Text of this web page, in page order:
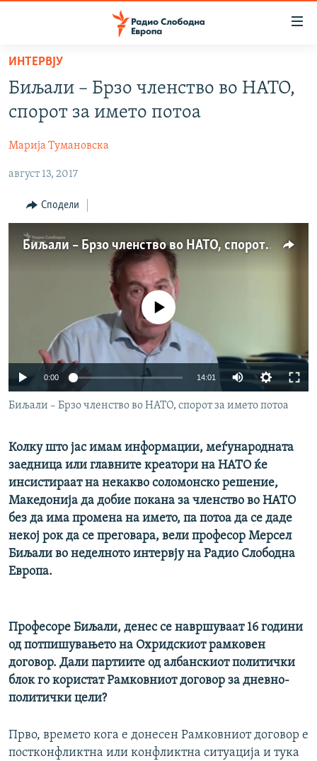
Оди
содржината
Оди
главната
Премини
ВИЗУЕЛНО
ВЕСТИ
ШТО ТРЕБА ДА ЗНАЕТЕ
ПРИЈАВИ СЕ ЗА ЊУЗЛЕТЕР
РСЕ веб страници
ИНТЕРВЈУ
Биљали – Брзо членство во НАТО,
спорот за името потоа
Марија Тумановска
август 13, 2017
Сподели
Биљали – Брзо членство во НАТО, спорот за името потоа
No media source currently available
0:00 14:01
Биљали – Брзо членство во НАТО, спорот за името потоа
Колку што јас имам информации, меѓународната
заедница или главните креатори на НАТО ќе
инсистираат на некакво соломонско решение,
Македонија да добие покана за членство во НАТО
без да има промена на името, па потоа да се даде
некој рок да се преговара, вели професор Мерсел
Биљали во неделното интервју на Радио Слободна
Европа.
Професоре Биљали, денес се навршуваат 16 години
од потпишувањето на Охридскиот рамковен
договор. Дали партиите од албанскиот политички
блок го користат Рамковниот договор за дневно-
политички цели?
Прво, времето кога е донесен Рамковниот договор е
постконфликтна или конфликтна ситуација и тука